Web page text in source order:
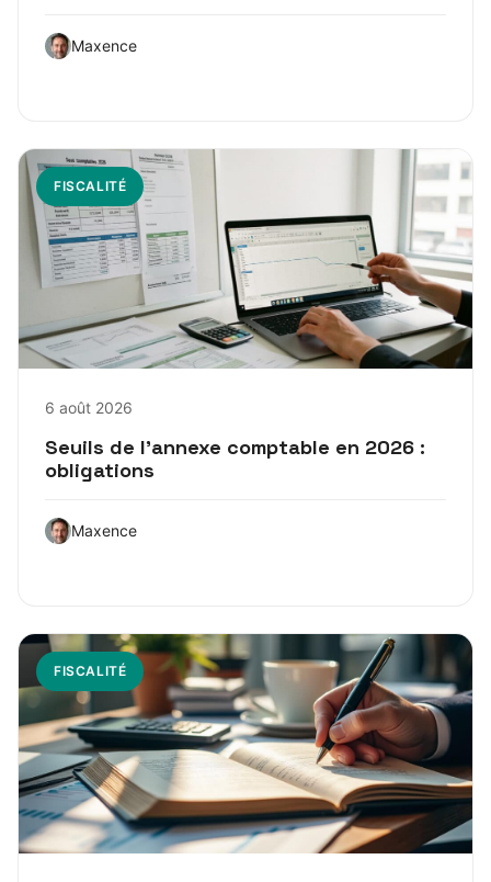
Maxence
FISCALITÉ
6 août 2026
Seuils de l’annexe comptable en 2026 :
obligations
Maxence
FISCALITÉ